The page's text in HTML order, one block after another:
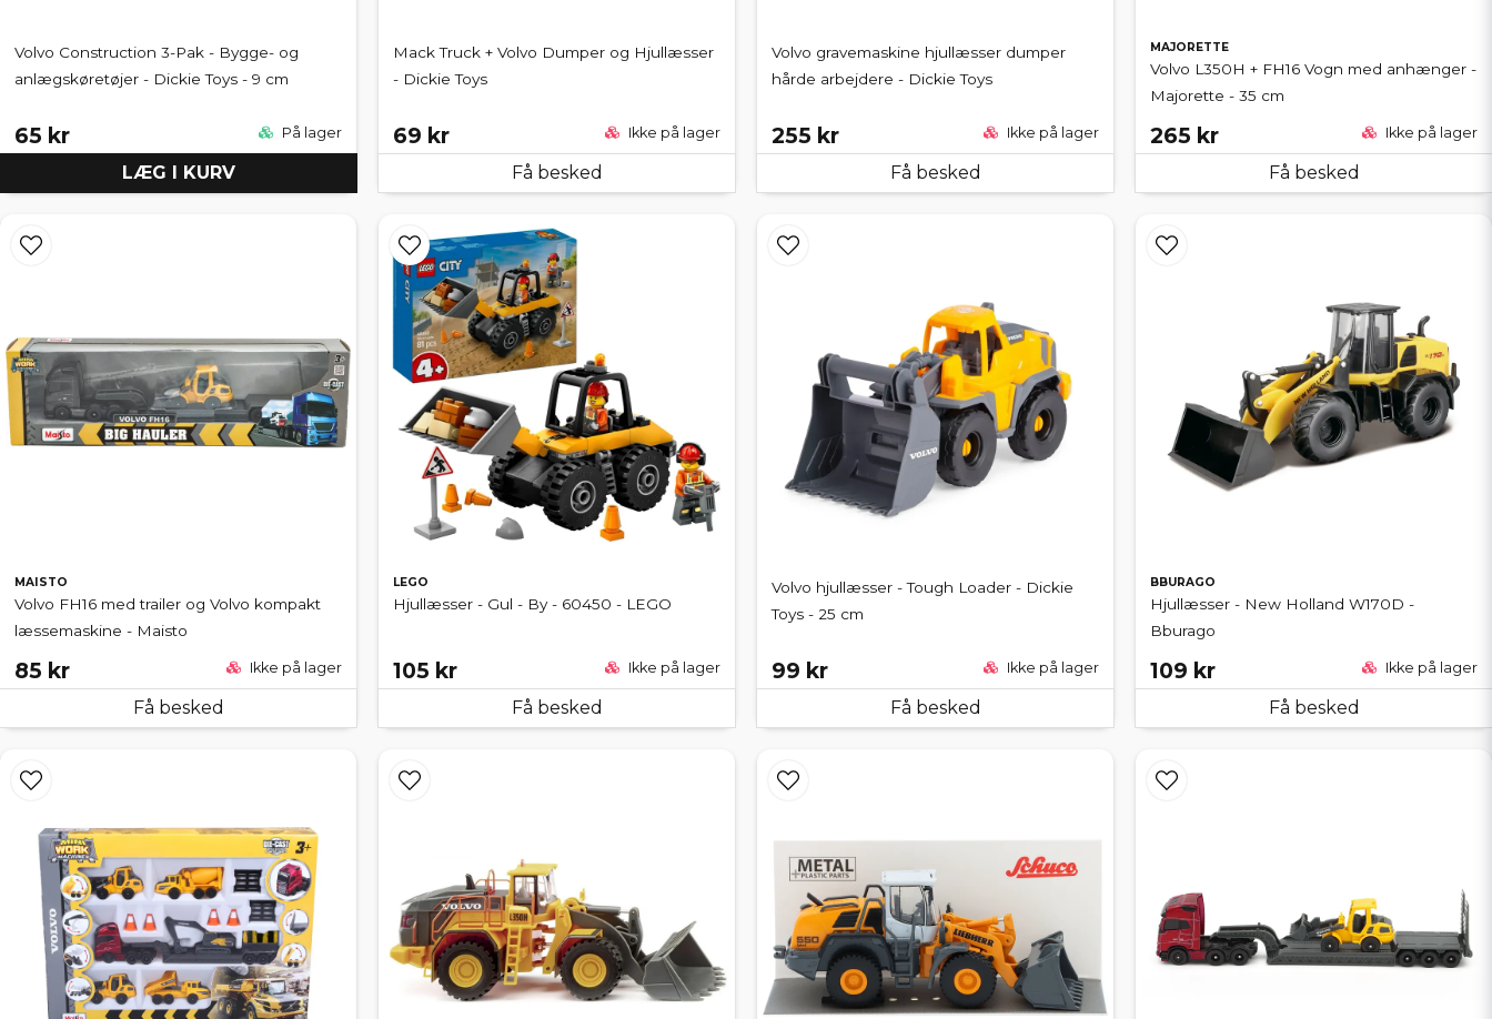
Volvo Construction 3-Pak - Bygge- og
anlægskøretøjer - Dickie Toys - 9 cm
65 kr På lager
LÆG I KURV
Mack Truck + Volvo Dumper og Hjullæsser
- Dickie Toys
69 kr Ikke på lager
Få besked
Volvo gravemaskine hjullæsser dumper
hårde arbejdere - Dickie Toys
255 kr Ikke på lager
Få besked
MAJORETTE
Volvo L350H + FH16 Vogn med anhænger -
Majorette - 35 cm
265 kr Ikke på lager
Få besked
MAISTO
Volvo FH16 med trailer og Volvo kompakt
læssemaskine - Maisto
85 kr Ikke på lager
Få besked
LEGO
Hjullæsser - Gul - By - 60450 - LEGO
105 kr Ikke på lager
Få besked
Volvo hjullæsser - Tough Loader - Dickie
Toys - 25 cm
99 kr Ikke på lager
Få besked
BBURAGO
Hjullæsser - New Holland W170D -
Bburago
109 kr Ikke på lager
Få besked